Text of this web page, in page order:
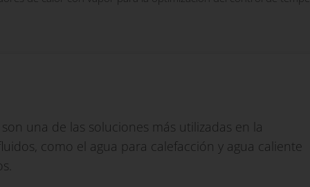
una de las soluciones más utilizadas en la
como el agua para calefacción y agua caliente